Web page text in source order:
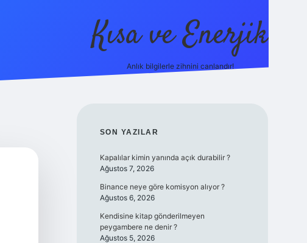
Kısa ve Enerjik
Anlık bilgilerle zihnini canlandır!
SIDEBAR
SON YAZILAR
Kapalılar kimin yanında açık durabilir ?
Ağustos 7, 2026
Binance neye göre komisyon alıyor ?
Ağustos 6, 2026
Kendisine kitap gönderilmeyen
peygambere ne denir ?
Ağustos 5, 2026